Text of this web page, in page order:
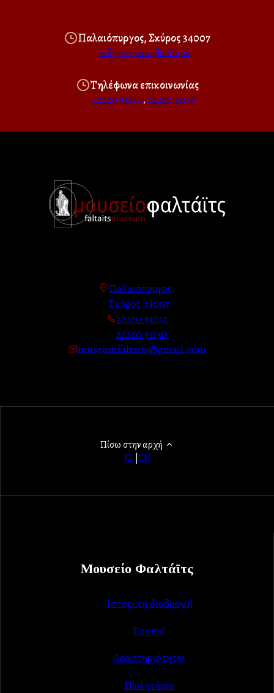
Παλαιόπυργος, Σκύρος 34007
Οδηγίες Google Maps
Τηλέφωνα επικοινωνίας
22220 91232, 22220 91150
Παλαιόπυργος,
Σκύρος 34007
22220 91232
22220 91150
museumfaltaits@gmail.com
Πίσω στην αρχή
EL EN
Μουσείο Φαλτάϊτς
Ιστορική διαδρομή
Σκοποί
Δραστηριότητες
Πωλητήριο